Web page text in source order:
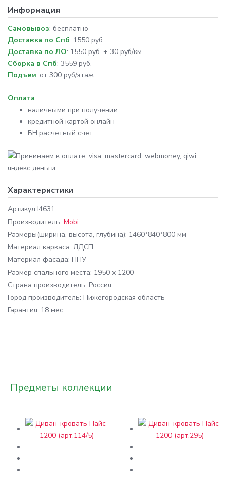
Информация
Самовывоз: бесплатно
Доставка по Спб: 1550 руб.
Доставка по ЛО: 1550 руб. + 30 руб/км
Сборка в Спб: 3559 руб.
Подъем: от 300 руб/этаж.
Оплата:
наличными при получении
кредитной картой онлайн
БН расчетный счет
Характеристики
Артикул I4631
Производитель: Mobi
Размеры(ширина, высота, глубина): 1460*840*800 мм
Материал каркаса: ЛДСП
Материал фасада: ППУ
Размер спального места: 1950 x 1200
Cтрана производитель: Россия
Город производитель: Нижегородская область
Гарантия: 18 мес
Предметы коллекции